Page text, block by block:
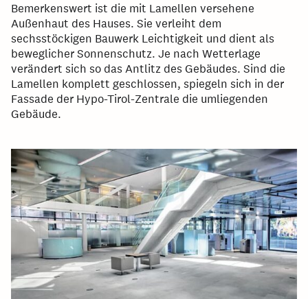
Bemerkenswert ist die mit Lamellen versehene
Außenhaut des Hauses. Sie verleiht dem
sechsstöckigen Bauwerk Leichtigkeit und dient als
beweglicher Sonnenschutz. Je nach Wetterlage
verändert sich so das Antlitz des Gebäudes. Sind die
Lamellen komplett geschlossen, spiegeln sich in der
Fassade der Hypo-Tirol-Zentrale die umliegenden
Gebäude.